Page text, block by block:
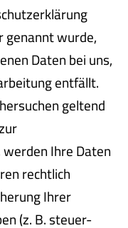
genannt wurde,
Daten bei uns,
entfällt.
geltend
Ihre Daten
rechtlich
Ihrer
(z. B. steuer-